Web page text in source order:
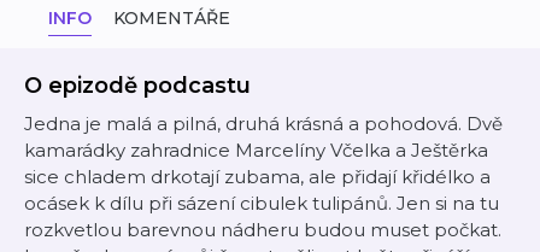
INFO KOMENTÁŘE
O epizodě podcastu
Jedna je malá a pilná, druhá krásná a pohodová. Dvě
kamarádky zahradnice Marcelíny Včelka a Ještěrka
sice chladem drkotají zubama, ale přidají křidélko a
ocásek k dílu při sázení cibulek tulipánů. Jen si na tu
rozkvetlou barevnou nádheru budou muset počkat.